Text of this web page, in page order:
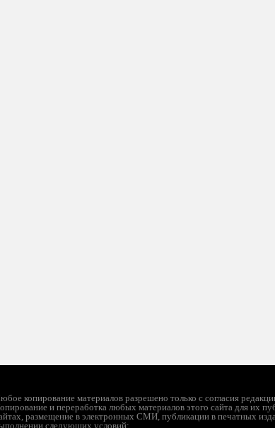
копирование материалов разрешено только с согласия
и переработка любых материалов этого сайта для их
размещение в электронных СМИ, публикации в печатных
следующих условий: